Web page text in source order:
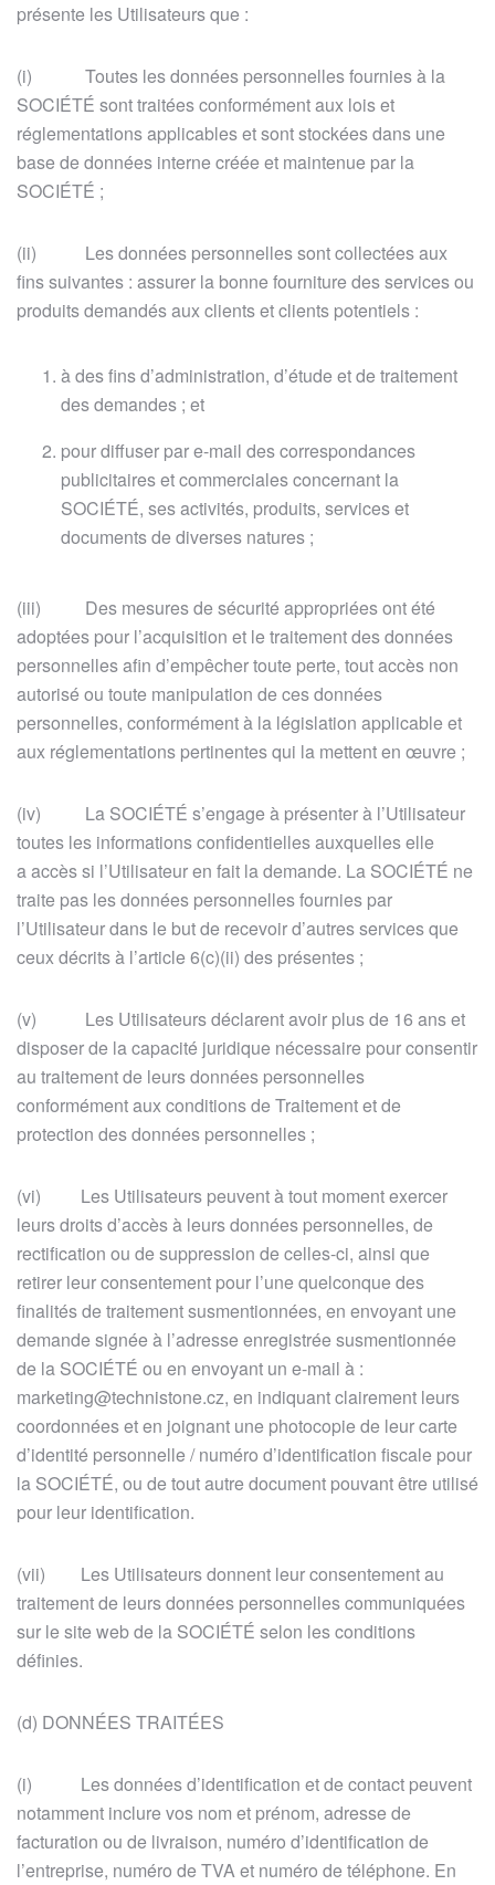
présente les Utilisateurs que :
(i) Toutes les données personnelles fournies à la
SOCIÉTÉ sont traitées conformément aux lois et
réglementations applicables et sont stockées dans une
base de données interne créée et maintenue par la
SOCIÉTÉ ;
(ii) Les données personnelles sont collectées aux
fins suivantes : assurer la bonne fourniture des services ou
produits demandés aux clients et clients potentiels :
à des fins d’administration, d’étude et de traitement
des demandes ; et
pour diffuser par e-mail des correspondances
publicitaires et commerciales concernant la
SOCIÉTÉ, ses activités, produits, services et
documents de diverses natures ;
(iii) Des mesures de sécurité appropriées ont été
adoptées pour l’acquisition et le traitement des données
personnelles afin d’empêcher toute perte, tout accès non
autorisé ou toute manipulation de ces données
personnelles, conformément à la législation applicable et
aux réglementations pertinentes qui la mettent en œuvre ;
(iv) La SOCIÉTÉ s’engage à présenter à l’Utilisateur
toutes les informations confidentielles auxquelles elle
a accès si l’Utilisateur en fait la demande. La SOCIÉTÉ ne
traite pas les données personnelles fournies par
l’Utilisateur dans le but de recevoir d’autres services que
ceux décrits à l’article 6(c)(ii) des présentes ;
(v) Les Utilisateurs déclarent avoir plus de 16 ans et
disposer de la capacité juridique nécessaire pour consentir
au traitement de leurs données personnelles
conformément aux conditions de Traitement et de
protection des données personnelles ;
(vi) Les Utilisateurs peuvent à tout moment exercer
leurs droits d’accès à leurs données personnelles, de
rectification ou de suppression de celles-ci, ainsi que
retirer leur consentement pour l’une quelconque des
finalités de traitement susmentionnées, en envoyant une
demande signée à l’adresse enregistrée susmentionnée
de la SOCIÉTÉ ou en envoyant un e-mail à :
marketing@technistone.cz, en indiquant clairement leurs
coordonnées et en joignant une photocopie de leur carte
d’identité personnelle / numéro d’identification fiscale pour
la SOCIÉTÉ, ou de tout autre document pouvant être utilisé
pour leur identification.
(vii) Les Utilisateurs donnent leur consentement au
traitement de leurs données personnelles communiquées
sur le site web de la SOCIÉTÉ selon les conditions
définies.
(d) DONNÉES TRAITÉES
(i) Les données d’identification et de contact peuvent
notamment inclure vos nom et prénom, adresse de
facturation ou de livraison, numéro d’identification de
l’entreprise, numéro de TVA et numéro de téléphone. En